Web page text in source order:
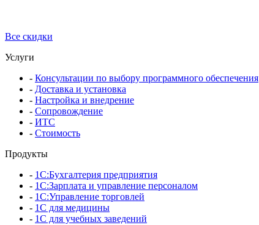
Все скидки
Услуги
- Консультации по выбору программного обеспечения
- Доставка и установка
- Настройка и внедрение
- Сопровождение
- ИТС
- Стоимость
Продукты
- 1С:Бухгалтерия предприятия
- 1С:Зарплата и управление персоналом
- 1С:Управление торговлей
- 1С для медицины
- 1С для учебных заведений